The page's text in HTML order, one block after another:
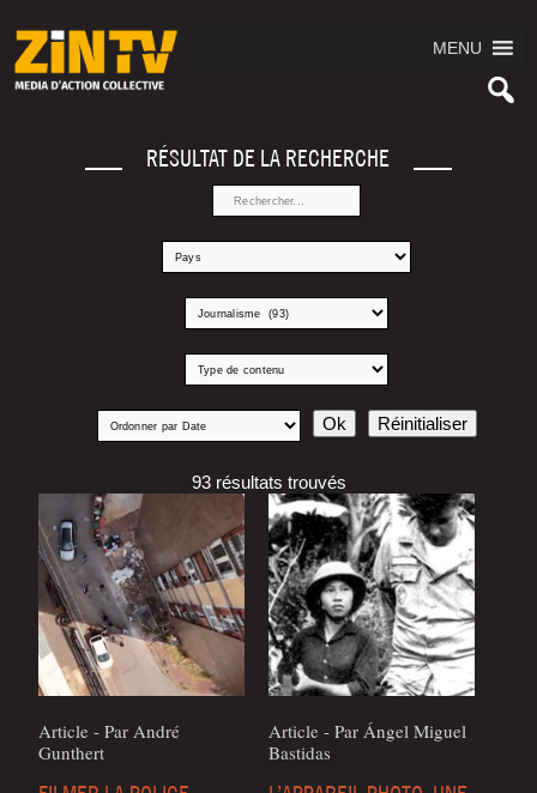
MENU
RÉSULTAT DE LA RECHERCHE
93 résultats trouvés
Article - Par André
Gunthert
Article - Par Ángel Miguel
Bas­ti­das